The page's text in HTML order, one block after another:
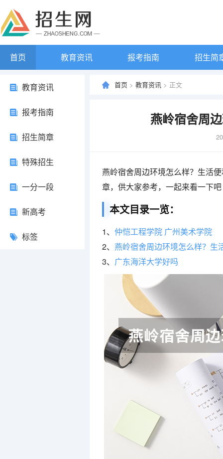
首页 教育资讯 报考指南 招生简
教育资讯
报考指南
招生简章
特殊招生
一分一段
新高考
标签
首页 > 教育资讯 > 正文
燕岭宿舍周
燕岭宿舍周边环境怎么样？生活
章，供大家参考，一起来看一下
本文目录一览：
1、 仲恺工程学院 广州美术学院
2、 燕岭宿舍周边环境怎么样？生
3、 广东海洋大学好吗